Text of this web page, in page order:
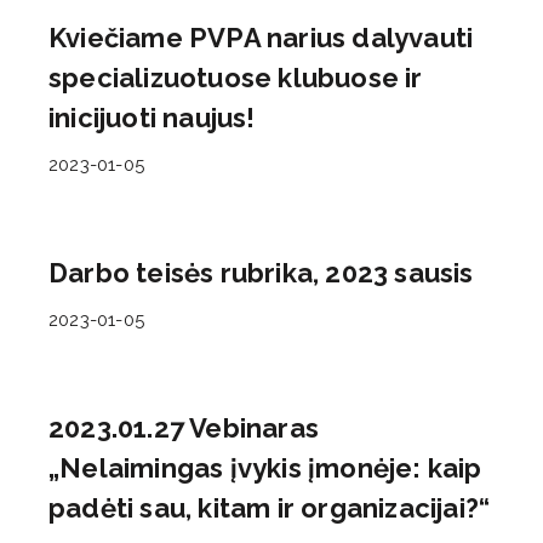
Kviečiame PVPA narius dalyvauti
specializuotuose klubuose ir
inicijuoti naujus!
2023-01-05
Darbo teisės rubrika, 2023 sausis
2023-01-05
2023.01.27 Vebinaras
„Nelaimingas įvykis įmonėje: kaip
padėti sau, kitam ir organizacijai?“